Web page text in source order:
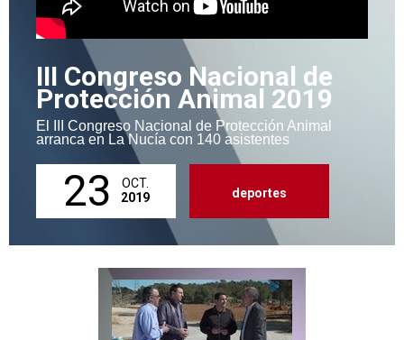
III Congreso Nacional de
Protección Animal 2019
El III Congreso Nacional de Protección Animal
arranca en La Nucía con 140 asistentes
23
OCT.
2019
deportes